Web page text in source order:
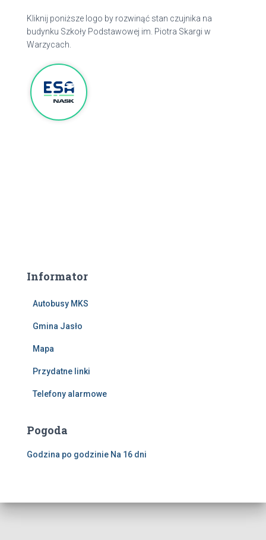
Kliknij poniższe logo by rozwinąć stan czujnika na
budynku Szkoły Podstawowej im. Piotra Skargi w
Warzycach.
Informator
Autobusy MKS
Gmina Jasło
Mapa
Przydatne linki
Telefony alarmowe
Pogoda
Godzina po godzinie Na 16 dni